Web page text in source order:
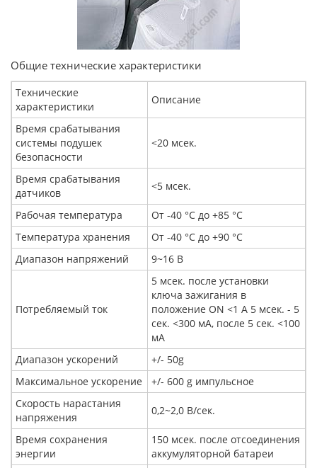
Общие технические характеристики
Технические
характеристики
Описание
Время срабатывания
системы подушек
безопасности
<20 мсек.
Время срабатывания
датчиков
<5 мсек.
Рабочая температура
От -40 °C до +85 °C
Температура хранения
От -40 °C до +90 °C
Диапазон напряжений
9~16 В
Потребляемый ток
5 мсек. после установки
ключа зажигания в
положение ON <1 А 5 мсек. - 5
сек. <300 мА, после 5 сек. <100
мА
Диапазон ускорений
+/- 50g
Максимальное ускорение
+/- 600 g импульсное
Скорость нарастания
напряжения
0,2~2,0 В/сек.
Время сохранения
энергии
150 мсек. после отсоединения
аккумуляторной батареи